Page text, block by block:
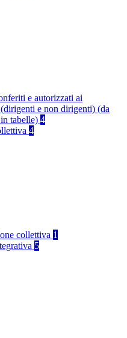
e autorizzati ai
e non dirigenti) (da
tabelle) 4
4
collettiva 1
5